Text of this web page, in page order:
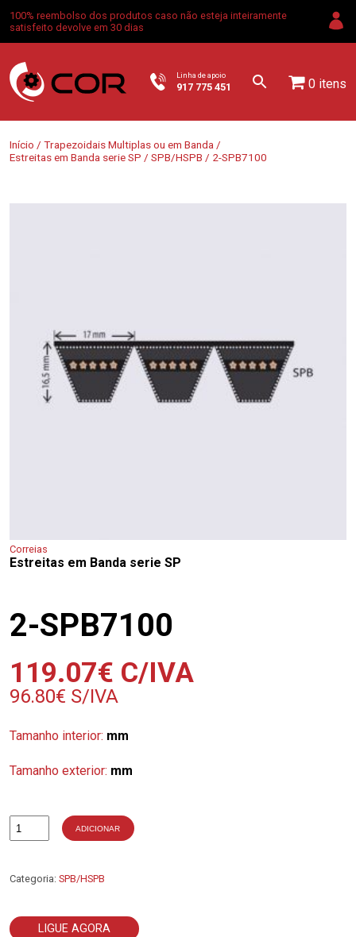
100% reembolso dos produtos caso não esteja inteiramente
satisfeito devolve em 30 dias
Linha de apoio
917 775 451 0 itens
Início / Trapezoidais Multiplas ou em Banda /
Estreitas em Banda serie SP / SPB/HSPB / 2-SPB7100
Correias
Estreitas em Banda serie SP
2-SPB7100
119.07€ C/IVA
96.80€ S/IVA
Tamanho interior: mm
Tamanho exterior: mm
Quantidade
SPB7100
ADICIONAR
Categoria: SPB/HSPB
LIGUE AGORA